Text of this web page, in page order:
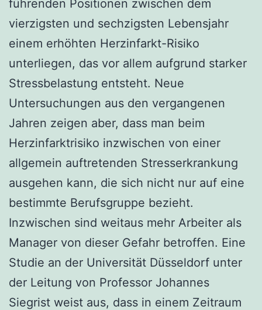
führenden Positionen zwischen dem
vierzigsten und sechzigsten Lebensjahr
einem erhöhten Herzinfarkt-Risiko
unterliegen, das vor allem aufgrund starker
Stressbelastung entsteht. Neue
Untersuchungen aus den vergangenen
Jahren zeigen aber, dass man beim
Herzinfarktrisiko inzwischen von einer
allgemein auftretenden Stresserkrankung
ausgehen kann, die sich nicht nur auf eine
bestimmte Berufsgruppe bezieht.
Inzwischen sind weitaus mehr Arbeiter als
Manager von dieser Gefahr betroffen. Eine
Studie an der Universität Düsseldorf unter
der Leitung von Professor Johannes
Siegrist weist aus, dass in einem Zeitraum